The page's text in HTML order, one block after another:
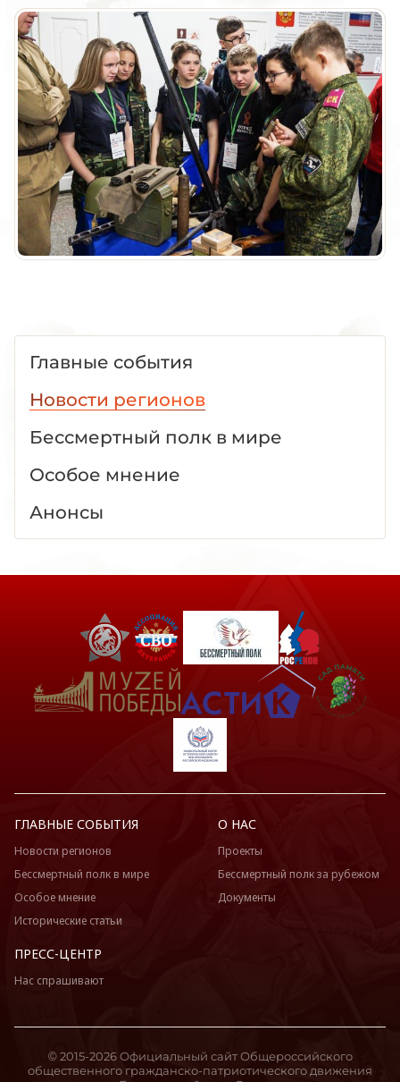
Главные события
Новости регионов
Бессмертный полк в мире
Особое мнение
Анонсы
ГЛАВНЫЕ СОБЫТИЯ
Новости регионов
Бессмертный полк в мире
Особое мнение
Исторические статьи
О НАС
Проекты
Бессмертный полк за рубежом
Документы
ПРЕСС-ЦЕНТР
Нас спрашивают
© 2015-2026 Официальный сайт Общероссийского
общественного гражданско-патриотического движения